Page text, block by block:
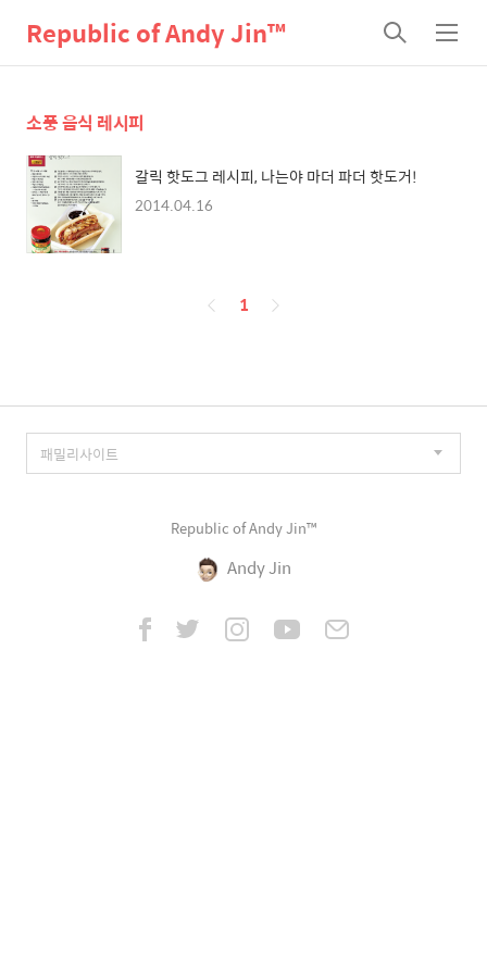
Republic of Andy Jin™
검
색
메
뉴
소풍 음식 레시피
갈릭 핫도그 레시피, 나는야 마더 파더 핫도거!
2014.04.16
페
1
Republic of Andy Jin™
Andy Jin